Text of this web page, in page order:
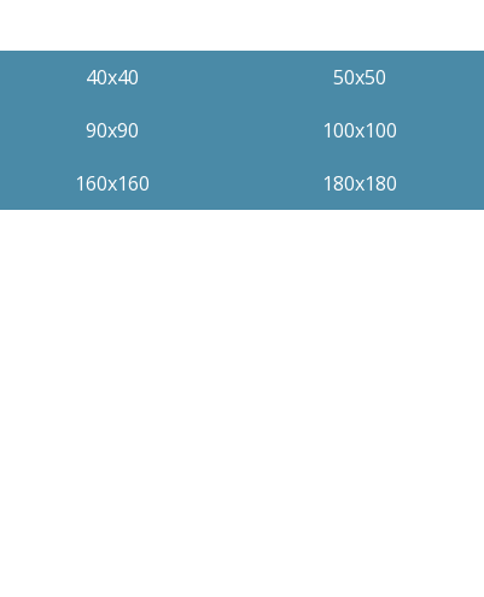
40х40 50x50
90x90 100x100
160x160 180x180